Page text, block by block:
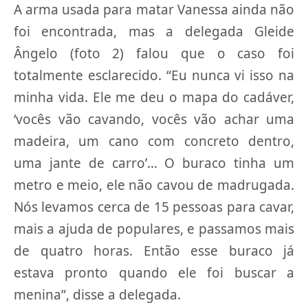
A arma usada para matar Vanessa ainda não
foi encontrada, mas a delegada Gleide
Ângelo (foto 2) falou que o caso foi
totalmente esclarecido. “Eu nunca vi isso na
minha vida. Ele me deu o mapa do cadáver,
‘vocês vão cavando, vocês vão achar uma
madeira, um cano com concreto dentro,
uma jante de carro’… O buraco tinha um
metro e meio, ele não cavou de madrugada.
Nós levamos cerca de 15 pessoas para cavar,
mais a ajuda de populares, e passamos mais
de quatro horas. Então esse buraco já
estava pronto quando ele foi buscar a
menina”, disse a delegada.